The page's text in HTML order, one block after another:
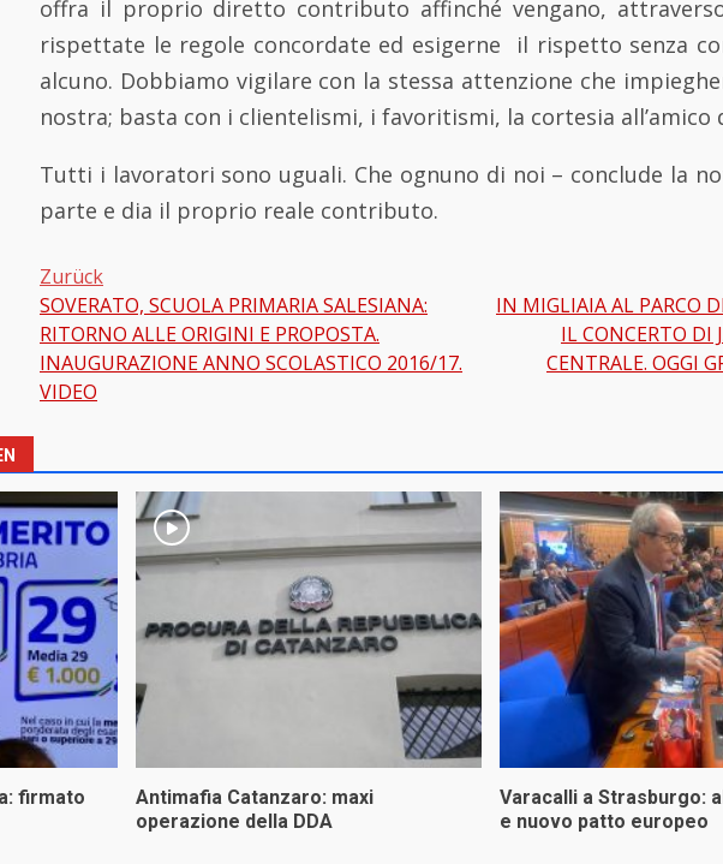
offra il proprio diretto contributo affinché vengano,
rispettate le regole concordate ed esigerne il rispetto senza
alcuno. Dobbiamo vigilare con la stessa attenzione che
nostra; basta con i clientelismi, i favoritismi, la cortesia all’amico
Tutti i lavoratori sono uguali. Che ognuno di noi – conclude la
parte e dia il proprio reale contributo.
Beitragsnavigation
Zurück
SOVERATO, SCUOLA PRIMARIA SALESIANA:
RITORNO ALLE ORIGINI E PROPOSTA.
INAUGURAZIONE ANNO SCOLASTICO 2016/17.
VIDEO
IN MIGLIAIA AL PARCO
IL CONCERTO DI
CENTRALE. OGGI
firmato
Antimafia Catanzaro: maxi
operazione della DDA
Varacalli a Strasburgo:
e nuovo patto europeo